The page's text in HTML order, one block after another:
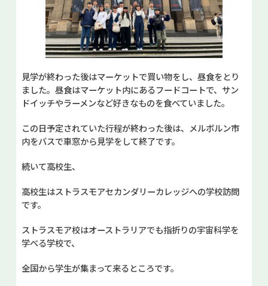
見学が終わった後はマーケットで買い物をし、昼食をとり
ました。昼食はマーケット内にあるフードコートで、サン
ドイッチやラーメンなど好きなものを食べていました。
この日予定されていた行程が終わった後は、メルボルン市
内をバスで車窓から見学をして終了です。
続いて高校生、
高校生はストラスモアセカンダリーカレッジへの学校訪問
です。
ストラスモア校はオーストラリアでも指折りの宇宙科学を
学べる学校で、
全国から学生が集まって来るところです。